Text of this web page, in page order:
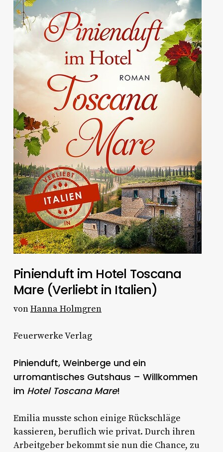
Pinienduft im Hotel Toscana
Mare (Verliebt in Italien)
vonHanna Holmgren
Feuerwerke Verlag
Pinienduft, Weinberge und ein
urromantisches Gutshaus – Willkommen
im Hotel Toscana Mare!
Emilia musste schon einige Rückschläge
kassieren, beruflich wie privat. Durch ihren
Arbeitgeber bekommt sie nun die Chance, zu